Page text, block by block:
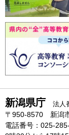
新潟県庁 法人
〒950-8570 新潟
電話番号：025-